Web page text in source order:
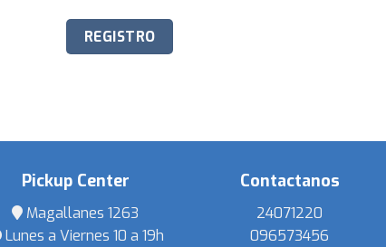
Pickup Center
Magallanes 1263
Lunes a Viernes 10 a 19h
Contactanos
24071220
096573456